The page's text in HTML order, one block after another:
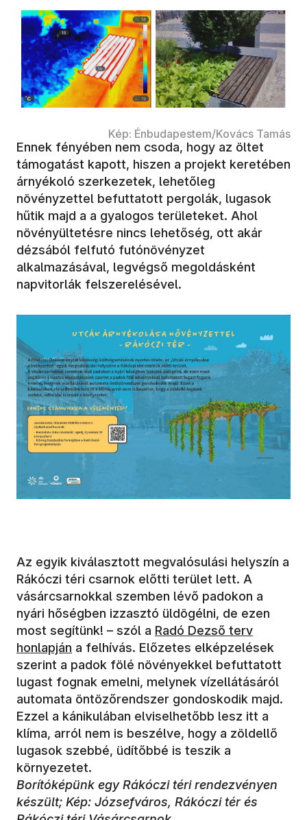
Kép: Énbudapestem/Kovács Tamás
Ennek fényében nem csoda, hogy az öltet
támogatást kapott, hiszen a projekt keretében
árnyékoló szerkezetek, lehetőleg
növényzettel befuttatott pergolák, lugasok
hűtik majd a a gyalogos területeket. Ahol
növényültetésre nincs lehetőség, ott akár
dézsából felfutó futónövényzet
alkalmazásával, legvégső megoldásként
napvitorlák felszerelésével.
Az egyik kiválasztott megvalósulási helyszín a
Rákóczi téri csarnok előtti terület lett. A
vásárcsarnokkal szemben lévő padokon a
nyári hőségben izzasztó üldögélni, de ezen
most segítünk! – szól a Radó Dezső terv
honlapján a felhívás. Előzetes elképzelések
szerint a padok fölé növényekkel befuttatott
lugast fognak emelni, melynek vízellátásáról
automata öntözőrendszer gondoskodik majd.
Ezzel a kánikulában elviselhetőbb lesz itt a
klíma, arról nem is beszélve, hogy a zöldellő
lugasok szebbé, üdítőbbé is teszik a
környezetet.
Borítóképünk egy Rákóczi téri rendezvényen
készült; Kép: Józsefváros, Rákóczi tér és